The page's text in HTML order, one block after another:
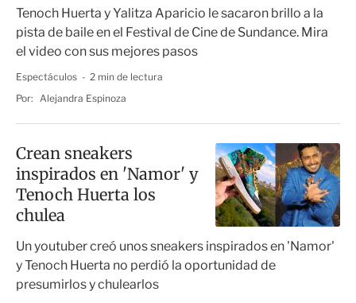
Tenoch Huerta y Yalitza Aparicio le sacaron brillo a la
pista de baile en el Festival de Cine de Sundance. Mira
el video con sus mejores pasos
Espectáculos
2 min de lectura
Por: Alejandra Espinoza
Crean sneakers
inspirados en 'Namor' y
Tenoch Huerta los
chulea
Un youtuber creó unos sneakers inspirados en 'Namor'
y Tenoch Huerta no perdió la oportunidad de
presumirlos y chulearlos